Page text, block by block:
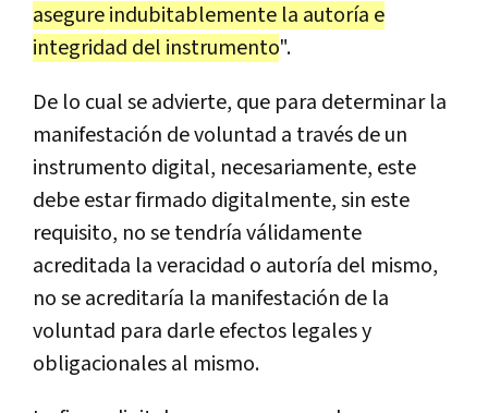
asegure indubitablemente la autoría e
integridad del instrumento".
De lo cual se advierte, que para determinar la
manifestación de voluntad a través de un
instrumento digital, necesariamente, este
debe estar firmado digitalmente, sin este
requisito, no se tendría válidamente
acreditada la veracidad o autoría del mismo,
no se acreditaría la manifestación de la
voluntad para darle efectos legales y
obligacionales al mismo.